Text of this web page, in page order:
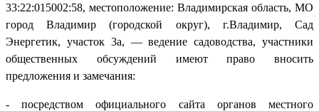
33:22:015002:58, местоположение: Владимирская область, МО
город Владимир (городской округ), г.Владимир, Сад
Энергетик, участок 3а, — ведение садоводства, участники
общественных обсуждений имеют право вносить
предложения и замечания:
- посредством официального сайта органов местного